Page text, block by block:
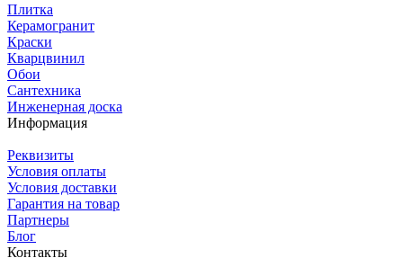
Плитка
Керамогранит
Краски
Кварцвинил
Обои
Сантехника
Инженерная доска
Информация
Реквизиты
Условия оплаты
Условия доставки
Гарантия на товар
Партнеры
Блог
Контакты